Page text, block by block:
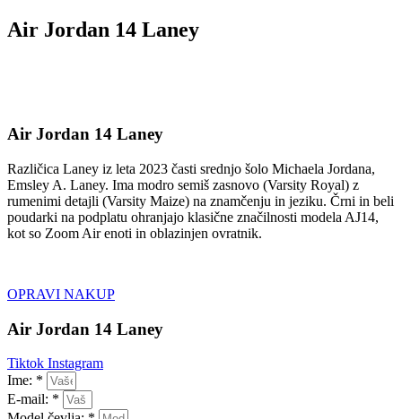
Air Jordan 14 Laney
Air Jordan 14 Laney
Različica Laney iz leta 2023 časti srednjo šolo Michaela Jordana,
Emsley A. Laney. Ima modro semiš zasnovo (Varsity Royal) z
rumenimi detajli (Varsity Maize) na znamčenju in jeziku. Črni in beli
poudarki na podplatu ohranjajo klasične značilnosti modela AJ14,
kot so Zoom Air enoti in oblazinjen ovratnik.
OPRAVI NAKUP
Air Jordan 14 Laney
Tiktok Instagram
Ime: *
E-mail: *